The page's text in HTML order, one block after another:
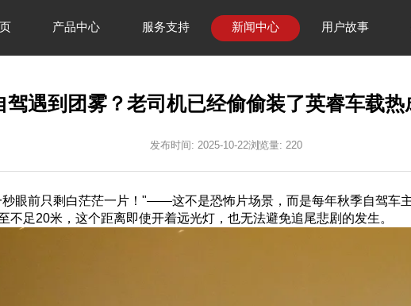
产品中心 服务支持 新闻中心 用户故事
驾遇到团雾？老司机已经偷偷装了英睿车载热
发布时间: 2025-10-22浏览量: 220
眼前只剩白茫茫一片！"——这不是恐怖片场景，而是每年秋季自驾车
不足20米，这个距离即使开着远光灯，也无法避免追尾悲剧的发生。